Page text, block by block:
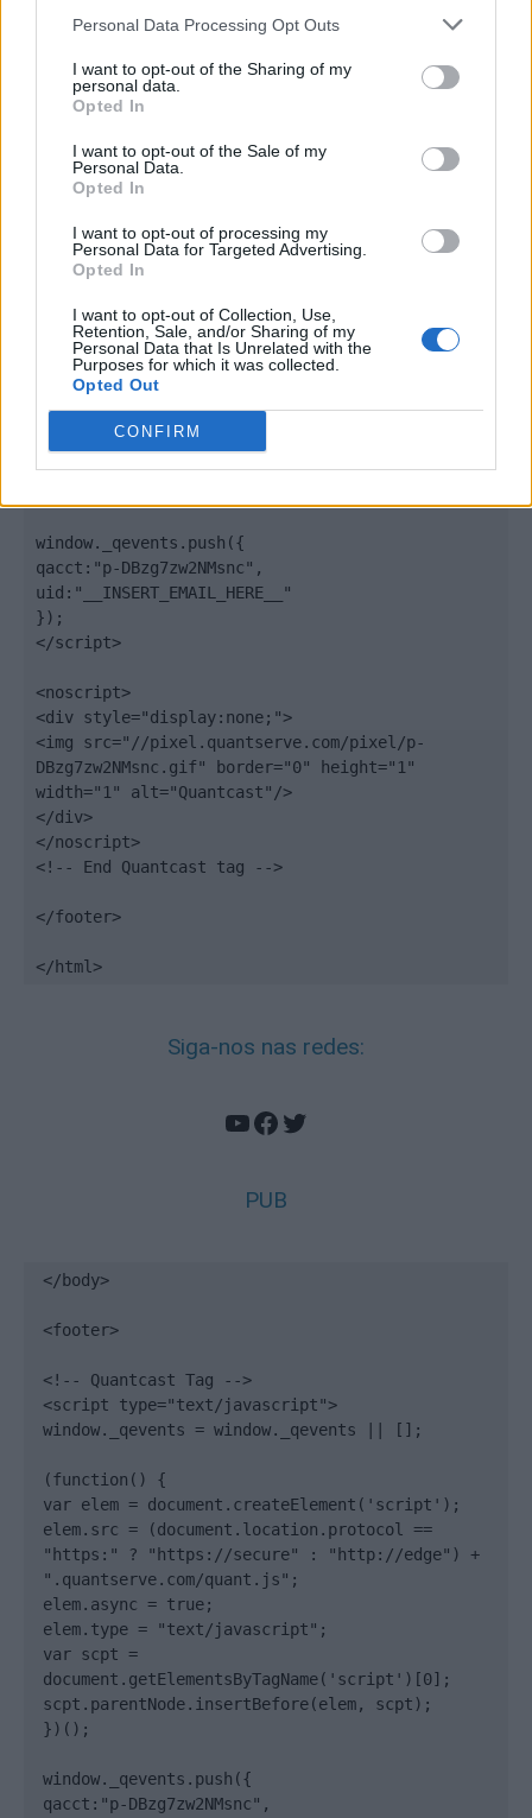
Personal Data Processing Opt Outs
I want to opt-out of the Sharing of my
personal data.
Opted In
I want to opt-out of the Sale of my
Personal Data.
Opted In
I want to opt-out of processing my
Personal Data for Targeted Advertising.
Opted In
I want to opt-out of Collection, Use,
Retention, Sale, and/or Sharing of my
Personal Data that Is Unrelated with the
Purposes for which it was collected.
Opted Out
CONFIRM
<footer>
<!-- Quantcast Tag -->
<script type="text/javascript">
window._qevents = window._qevents || [];
(function() {
var elem = document.createElement('script');
"https:" ? "https://secure" : "http://edge") +
".quantserve.com/quant.js";
elem.async = true;
elem.type = "text/javascript";
var scpt =
document.getElementsByTagName('script')[0];
scpt.parentNode.insertBefore(elem, scpt);
window._qevents.push({
qacct:"p-DBzg7zw2NMsnc",
uid:"__INSERT_EMAIL_HERE__"
});
</script>
<noscript>
<div style="display:none;">
<img src="//pixel.quantserve.com/pixel/p-
DBzg7zw2NMsnc.gif" border="0" height="1"
width="1" alt="Quantcast"/>
</div>
</noscript>
<!-- End Quantcast tag -->
</footer>
</html>
Siga-nos nas redes:
YouTube
Facebook
Twitter
PUB
</body>
<footer>
<!-- Quantcast Tag -->
<script type="text/javascript">
window._qevents = window._qevents || [];
(function() {
var elem = document.createElement('script');
elem.src = (document.location.protocol ==
"https:" ? "https://secure" : "http://edge") +
".quantserve.com/quant.js";
elem.async = true;
elem.type = "text/javascript";
var scpt =
document.getElementsByTagName('script')[0];
scpt.parentNode.insertBefore(elem, scpt);
})();
window._qevents.push({
qacct:"p-DBzg7zw2NMsnc",